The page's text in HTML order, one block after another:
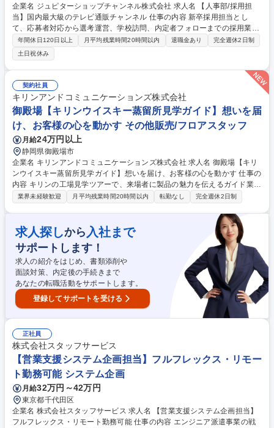
企業名 ジュピターショップチャンネル株式会社 求人名 【人事部/採用担
当】国内最大級のテレビ通販チャンネル 仕事の内容 新卒採用担当とし
て、応募者対応から選考運営、学校訪問、内定者フォローまでの採用業務
全般をお任せします。また、採用以外の人事業務（研修、福利厚生 等）に
も携わり業務の幅を広げることが可能です。 【業務一例】 ・採用計画の
立案補助・求人票・採用媒体原稿の作成・大学・専門学校への訪問、説明
会対応・エントリー学生への連絡、日程調整・面接・説明会の運営サポー
ト・内定者フォロー、入社準備対応・採用データの管理、集計、改善提案
募集職種 【人事部/採用担当】国内最大級のテレビ通販チャンネル
年間休日120日以上 月平均残業時間20時間以内 退職金あり
完全週休2日制
土日祝休み
契約社員
キリンアンドコミュニケーションズ株式会社
御殿場【キリンウイスキー蒸留所見学ガイド】想いを届
け、お客様の心を動かす その他販売/フロアスタッフ
月給24万円以上
静岡県御殿場市
企業名 キリンアンドコミュニケーションズ株式会社 求人名 御殿場【キリ
ンウイスキー蒸留所見学ガイド】想いを届け、お客様の心を動かす 仕事の
内容 キリンの工場見学ツアーで、来場者に製品の魅力を伝えるガイド業務
をお任せします。ツアーは約80分。製品の素材や製造工程、企業のこだわ
はなく、自分の言葉で伝える「対話型」スタイルが特徴で、来場者とのコ
ミュニケーションを通じて記憶に残る体験を提供します。 ★客層(家族連
れ/学生/ご年配の方など)や天候に応じて内容を柔軟に調整★「楽しかっ
た」「また来たい」といった声が直接届く、やりがいのある仕事です◎伝
える力・接客力を磨きながら、キリンブランドの魅力を広める“企業の
顔”として活躍できます◎ 募集職種 御殿場【キリンウイスキー蒸留所見学
ガイド】想いを届け、お客様の心を動かす
業界未経験歓迎 月平均残業時間20時間以内 転勤なし 完全週休2日制
求人探しから 入社まで
サポートします！
求人の紹介をはじめ、書類添削や
面談対策、内定後の手続きまで
あなたの転職活動をサポートします。
登録してサポートを受ける
正社員
株式会社スタッフサービス
【営業支援システム企画担当】フルフレックス・リモー
ト勤務可能 システム企画
月給32万円～42万円
東京都千代田区
企業名 株式会社スタッフサービス 求人名 【営業支援システム企画担当】
フルフレックス・リモート勤務可能 仕事の内容 エンジニア派遣事業の戦